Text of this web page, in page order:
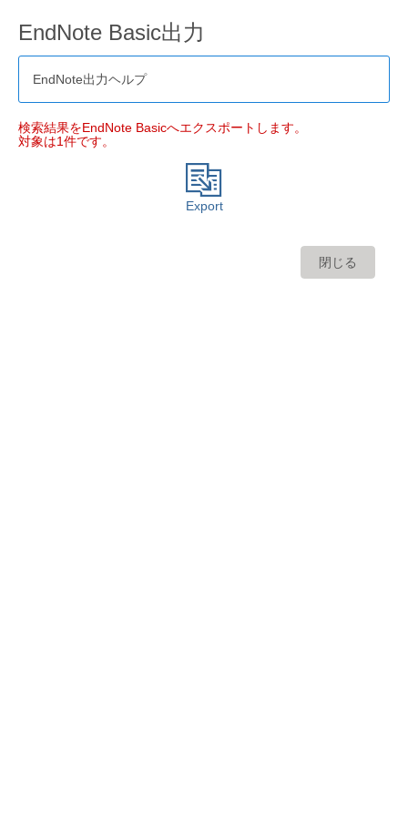
EndNote Basic出力
EndNote出力ヘルプ
検索結果をEndNote Basicへエクスポートします。
対象は1件です。
Export